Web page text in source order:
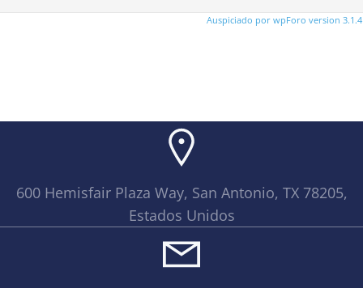
Auspiciado por wpForo version 3.1.4
600 Hemisfair Plaza Way, San Antonio, TX 78205,
Estados Unidos